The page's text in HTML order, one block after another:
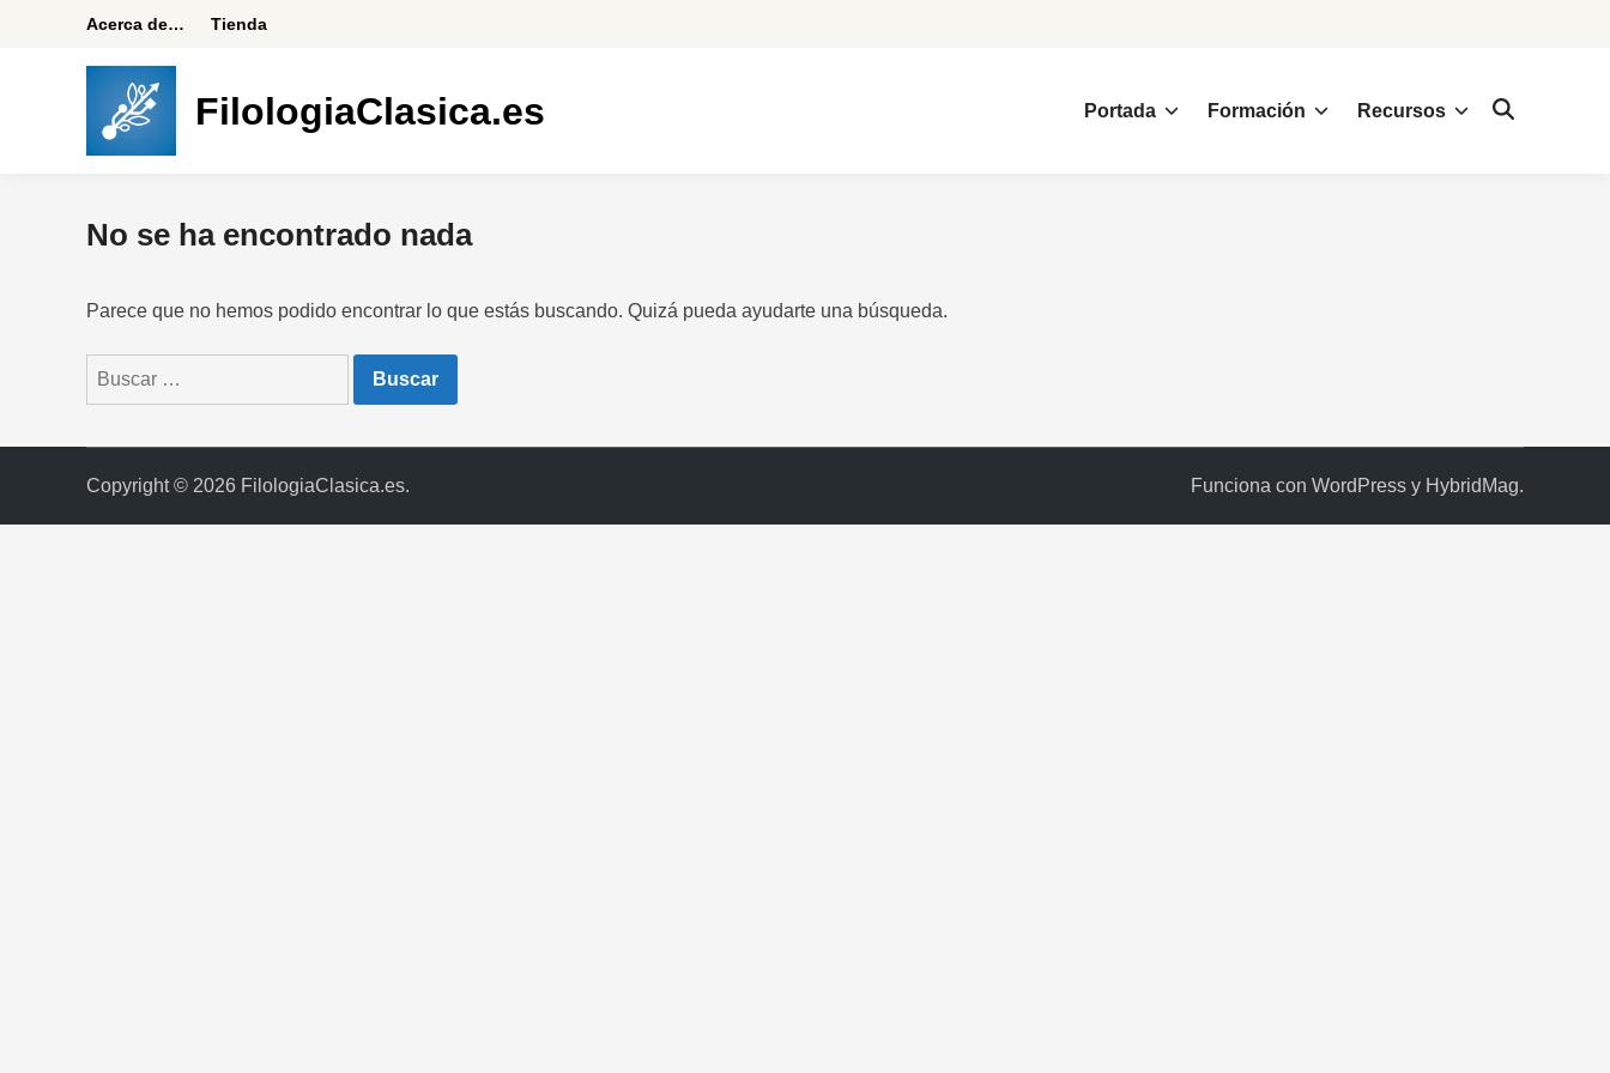
Acerca de… Tienda
FilologiaClasica.es Portada Formación Recursos
No se ha encontrado nada
Parece que no hemos podido encontrar lo que estás buscando. Quizá pueda ayudarte una búsqueda.
Buscar:
Copyright © 2026 FilologiaClasica.es. Funciona con WordPress y HybridMag.